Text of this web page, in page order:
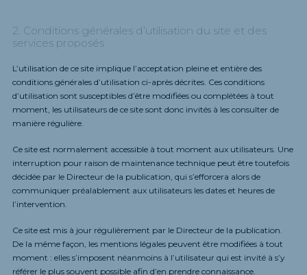
2. Conditions générales d’utilisation du site et des
services proposés
L’utilisation de ce site implique l’acceptation pleine et entière des
conditions générales d’utilisation ci-après décrites. Ces conditions
d’utilisation sont susceptibles d’être modifiées ou complétées à tout
moment, les utilisateurs de ce site sont donc invités à les consulter de
manière régulière.
Ce site est normalement accessible à tout moment aux utilisateurs. Une
interruption pour raison de maintenance technique peut être toutefois
décidée par le Directeur de la publication, qui s’efforcera alors de
communiquer préalablement aux utilisateurs les dates et heures de
l’intervention.
Ce site est mis à jour régulièrement par le Directeur de la publication.
De la même façon, les mentions légales peuvent être modifiées à tout
moment : elles s’imposent néanmoins à l’utilisateur qui est invité à s’y
référer le plus souvent possible afin d’en prendre connaissance.